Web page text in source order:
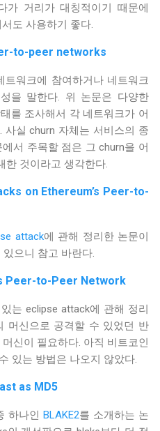
가 거리가 대칭적이기 때문에
도 사용하기 좋다.
to-peer networks
워크에 참여하거나 네트워크
을 말한다. 위 논문은 다양한
를 조사해서 각 네트워크가 어
사실 churn 자체는 서비스의 종
서 주목할 점은 그 churn을 어
한 것이라고 생각한다.
on Ethereum’s Peer-to-
attack에 관해 정리한 논문이
있으니 참고 바란다.
Peer-to-Peer Network
는 eclipse attack에 관해 정리
머신으로 공격할 수 있었던 반
신이 필요하다. 아직 비트코인
있는 방법은 나오지 않았다.
as MD5
하나인 BLAKE2를 소개하는 논